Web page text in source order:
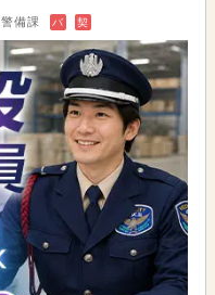
備課 バ 契